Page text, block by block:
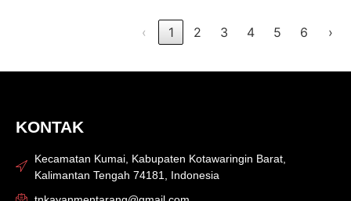
‹ 1 2 3 4 5 6 ›
KONTAK
Kecamatan Kumai, Kabupaten Kotawaringin Barat,
Kalimantan Tengah 74181, Indonesia